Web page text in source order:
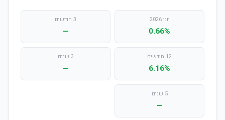
יוני 2026
0.66%
3 חודשים
—
12 חודשים
6.16%
3 שנים
—
5 שנים
—